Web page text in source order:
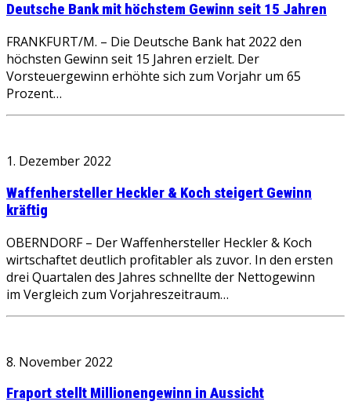
Deutsche Bank mit höchstem Gewinn seit 15 Jahren
FRANKFURT/M. – Die Deutsche Bank hat 2022 den
höchsten Gewinn seit 15 Jahren erzielt. Der
Vorsteuergewinn erhöhte sich zum Vorjahr um 65
Prozent…
1. Dezember 2022
Waffenhersteller Heckler & Koch steigert Gewinn
kräftig
OBERNDORF – Der Waffenhersteller Heckler & Koch
wirtschaftet deutlich profitabler als zuvor. In den ersten
drei Quartalen des Jahres schnellte der Nettogewinn
im Vergleich zum Vorjahreszeitraum…
8. November 2022
Fraport stellt Millionengewinn in Aussicht